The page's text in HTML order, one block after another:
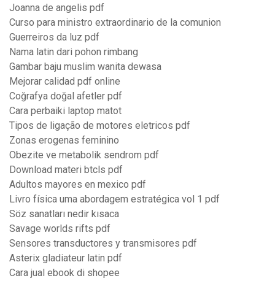
Joanna de angelis pdf
Curso para ministro extraordinario de la comunion
Guerreiros da luz pdf
Nama latin dari pohon rimbang
Gambar baju muslim wanita dewasa
Mejorar calidad pdf online
Coğrafya doğal afetler pdf
Cara perbaiki laptop matot
Tipos de ligação de motores eletricos pdf
Zonas erogenas feminino
Obezite ve metabolik sendrom pdf
Download materi btcls pdf
Adultos mayores en mexico pdf
Livro física uma abordagem estratégica vol 1 pdf
Söz sanatları nedir kısaca
Savage worlds rifts pdf
Sensores transductores y transmisores pdf
Asterix gladiateur latin pdf
Cara jual ebook di shopee